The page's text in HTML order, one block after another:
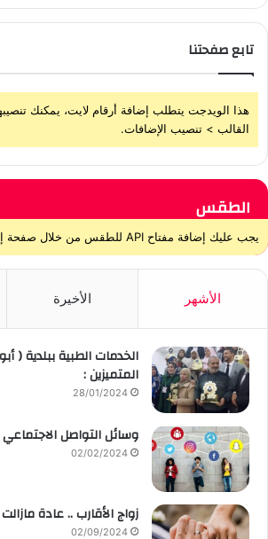
تابع صفحتنا
هذا الويدجت يتطلب إضافة أرقام لايت، يمكنك
القالب > تنصيب الإضافات.
الطقس
يجب عليك إضافة مفتاح API للطقس من خلال صفحة إعدادات القالب > الدمج
الأشهر الأخيرة
الخدمات الطبية ببلدية (
المتميزين :
28/01/2024
وسائل التواصل
02/02/2024
زواج الأقارب .. عادة
02/09/2024